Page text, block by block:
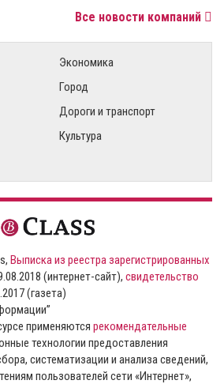
Все новости компаний
Экономика
Город
Дороги и транспорт
Культура
Выписка из реестра зарегистрированных
(интернет-сайт), свидетельство
(газета)
применяются рекомендательные
технологии предоставления
систематизации и анализа сведений,
пользователей сети «Интернет»,